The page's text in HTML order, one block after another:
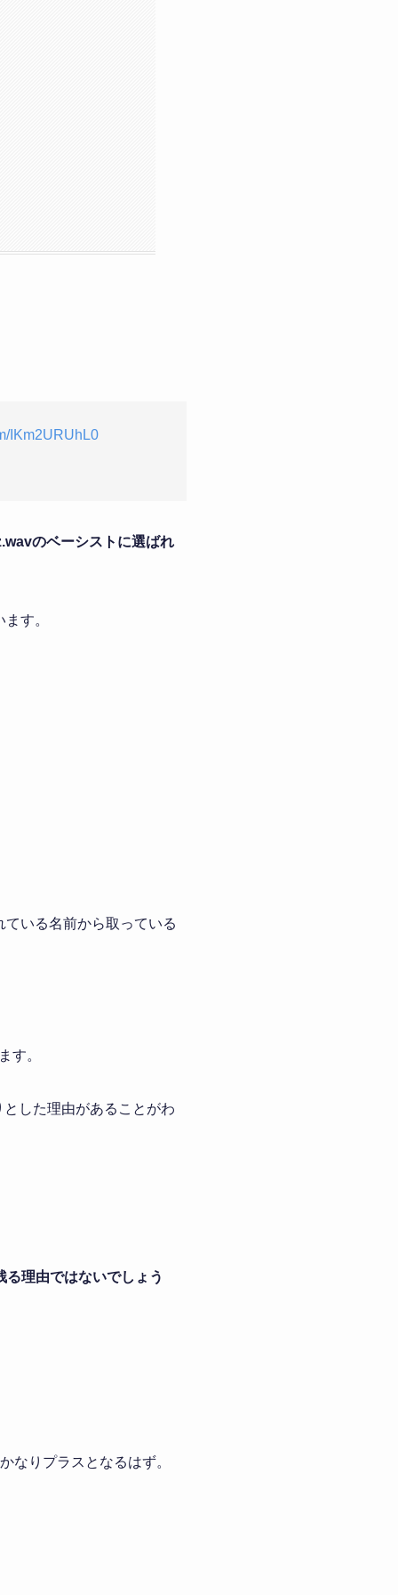
IKm2URUhL0
のベーシストに選ばれ
す。
いる名前から取っている
す。
した理由があることがわ
理由ではないでしょう
なりプラスとなるはず。